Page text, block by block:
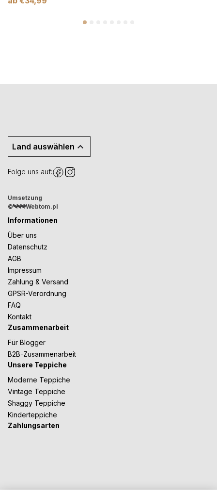
Land auswählen
Folge uns auf:
Umsetzung
©
Webtom.pl
Informationen
Über uns
Datenschutz
AGB
Impressum
Zahlung & Versand
GPSR-Verordnung
FAQ
Kontakt
Zusammenarbeit
Für Blogger
B2B-Zusammenarbeit
Unsere Teppiche
Moderne Teppiche
Vintage Teppiche
Shaggy Teppiche
Kinderteppiche
Zahlungsarten